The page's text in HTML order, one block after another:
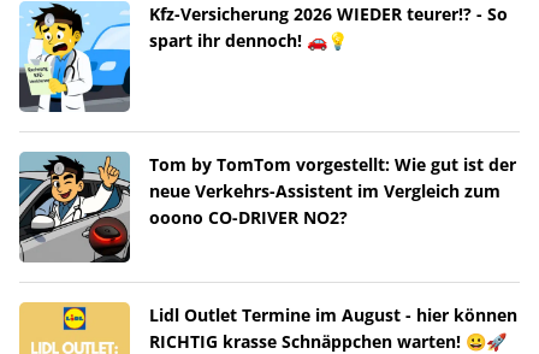
Kfz-Versicherung 2026 WIEDER teurer!? - So
spart ihr dennoch! 🚗💡
Tom by TomTom vorgestellt: Wie gut ist der
neue Verkehrs-Assistent im Vergleich zum
ooono CO-DRIVER NO2?
Lidl Outlet Termine im August - hier können
RICHTIG krasse Schnäppchen warten! 😀🚀